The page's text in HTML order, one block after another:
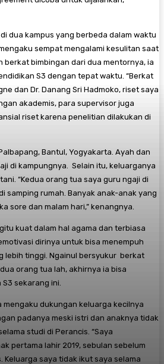
dua kampus yang berbeda dalam waktu
sempat mengalami kesulitan saat
berkat bimbingan dari dua mentornya, ia
S3 dengan tepat waktu. “Berkat
dan Dr. Danang Sri Hadmoko, riset saya
akademis, para supervisor juga
riset karena penelitian dilakukan di
Bantul, Yogyakarta. Ayah dan
di kampungnya. Selain itu, keluarganya
“Kedua orang tua saya guru ngaji di
samping rumah. Banyak anak-anak yang
sore dan malam hari,” kenangnya.
kuat dalam hal agama dan terbiasa
dirinya untuk bisa menempuh
lebih tinggi. Ngainul bersyukur berkat
orang tua lah, akhirnya ia bisa
sekarang ini.
mengaku dukungan keluarga kecilnya
padanya meski istri dan anaknya tidak
studi di Perancis. “Saya
pertama lahir 2019, sebulan sebelum
Keluarga saya tidak ikut saya selama